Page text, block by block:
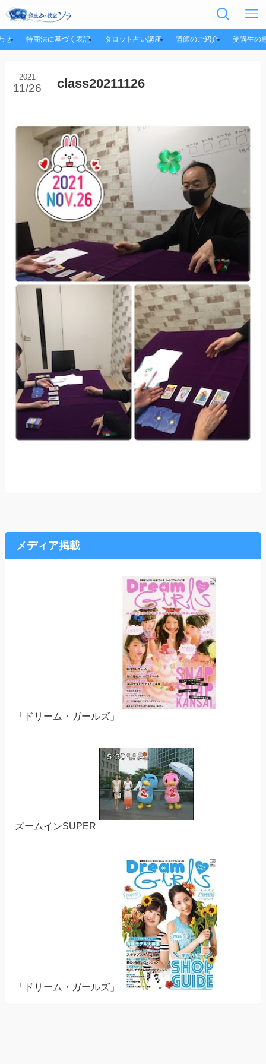
せ 特商法に基づく表記 タロット占い講座 講師のご紹介 受講生の
class20211126
2021
11/26
メディア掲載
「ドリーム・ガールズ」
ズームインSUPER
「ドリーム・ガールズ」